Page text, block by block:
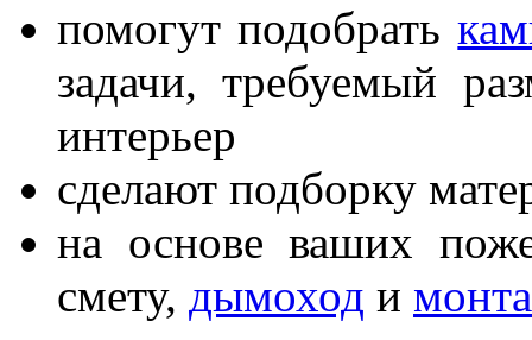
помогут подобрать
задачи, требуемый
интерьер
сделают подборку
на основе ваших
смету, дымоход и